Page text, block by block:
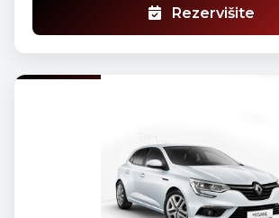
Rezervišite